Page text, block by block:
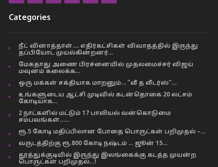
Categories
நீட் வினாத்தாள்…. எதிர்கட்சிகள் விவாதத்தில் இருந்து
தப்பியோட முயல்கின்றனர்…
மேகதாது அணை பிரச்னையில் முதலமைச்சர் விஜய்
மவுனம் கலைக்க…
ஒரு மக்கள் சக்தியாக மாறனும்… “வீ த லீடர்ஸ்”…
உங்களுடைய ஆட்சி முடிவில் கடன்தொகை 20 லட்சம்
கோடியாக…
2 நாட்களில் மட்டும் 17 பாலியல் வன்கொடுமை
சம்பவங்கள்……
ரூ.5 கோடி மதிப்பிலான போதை பொருட்கள் பறிமுதல் –…
வருடத்திற்கு ரூ.800 கோடி நஷ்டம் … ஜூன் 15…
தூத்துக்குடியில் இருந்து இலங்கைக்கு கடத்த முயன்ற
பொருட்கள் பறிமுதல்…!